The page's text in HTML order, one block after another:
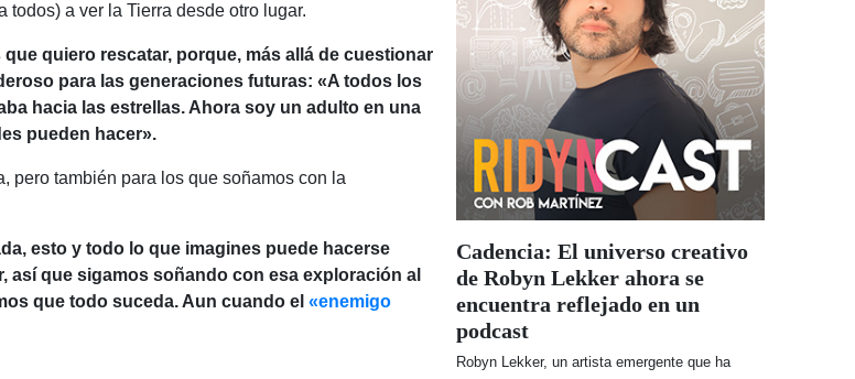
a ver la Tierra desde otro lugar.
quiero rescatar, porque, más allá de cuestionar
para las generaciones futuras: «A todos los
hacia las estrellas. Ahora soy un adulto en una
pueden hacer».
pero también para los que soñamos con la
esto y todo lo que imagines puede hacerse
que sigamos soñando con esa exploración al
que todo suceda. Aun cuando el «enemigo
Cadencia: El universo creativo
de Robyn Lekker ahora se
encuentra reflejado en un
podcast
Robyn Lekker, un artista emergente que ha